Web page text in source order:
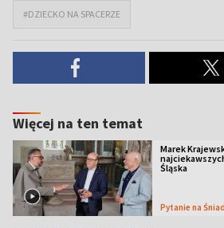
#DZIECKO NA SPACERZE
Więcej na ten temat
Marek
Śląska
Pytanie na